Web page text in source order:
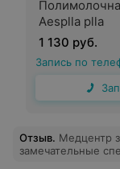
Aesplla plla
1 130 руб.
Запись по
Отзыв. Медцентр
замечательные